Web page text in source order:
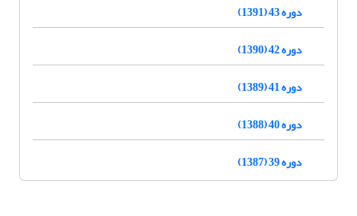
دوره 43 (1391)
دوره 42 (1390)
دوره 41 (1389)
دوره 40 (1388)
دوره 39 (1387)